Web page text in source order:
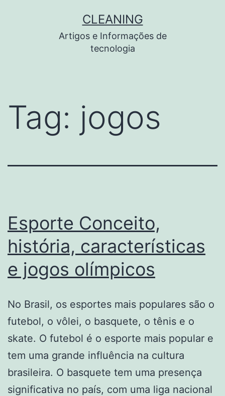
CLEANING
Artigos e Informações de
tecnologia
Tag: jogos
Esporte Conceito,
história, características
e jogos olímpicos
No Brasil, os esportes mais populares são o
futebol, o vôlei, o basquete, o tênis e o
skate. O futebol é o esporte mais popular e
tem uma grande influência na cultura
brasileira. O basquete tem uma presença
significativa no país, com uma liga nacional